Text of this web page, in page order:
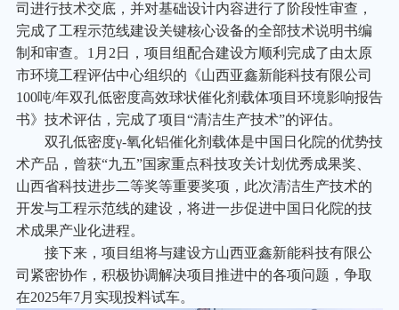
司进行技术交底，并对基础设计内容进行了阶段性审查，
完成了工程示范线建设关键核心设备的全部技术说明书编
制和审查。1月2日，项目组配合建设方顺利完成了由太原
市环境工程评估中心组织的《山西亚鑫新能科技有限公司
100吨/年双孔低密度高效球状催化剂载体项目环境影响报告
书》技术评估，完成了项目“清洁生产技术”的评估。
双孔低密度γ-氧化铝催化剂载体是中国日化院的优势技
术产品，曾获“九五”国家重点科技攻关计划优秀成果奖、
山西省科技进步二等奖等重要奖项，此次清洁生产技术的
开发与工程示范线的建设，将进一步促进中国日化院的技
术成果产业化进程。
接下来，项目组将与建设方山西亚鑫新能科技有限公
司紧密协作，积极协调解决项目推进中的各项问题，争取
在2025年7月实现投料试车。